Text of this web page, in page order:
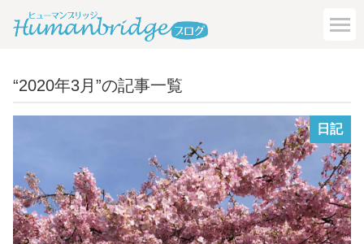
“2020年3月”の記事一覧
日記